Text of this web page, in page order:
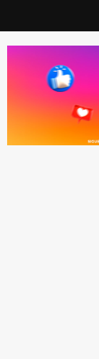
al
contenido